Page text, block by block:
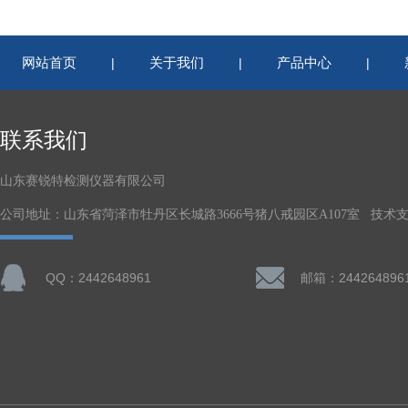
网站首页 | 关于我们 | 产品中心 |
联系我们
山东赛锐特检测仪器有限公司
公司地址：山东省菏泽市牡丹区长城路3666号猪八戒园区A107室 技术
QQ：2442648961 邮箱：